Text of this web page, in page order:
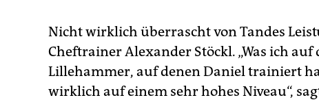
Nicht wirklich überrascht von Tandes
Cheftrainer Alexander Stöckl. „Was ich
Lillehammer, auf denen Daniel trainiert
wirklich auf einem sehr hohes Niveau“,